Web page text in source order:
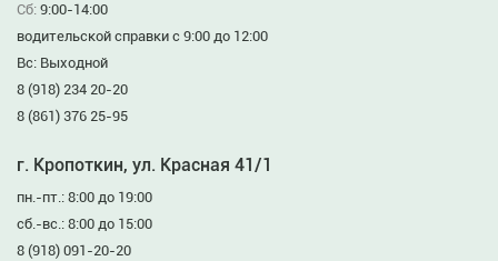
Сб: 9:00-14:00
водительской справки с 9:00 до 12:00
Вс: Выходной
8 (918) 234 20-20
8 (861) 376 25-95
г. Кропоткин, ул. Красная 41/1
пн.-пт.: 8:00 до 19:00
сб.-вс.: 8:00 до 15:00
8 (918) 091-20-20